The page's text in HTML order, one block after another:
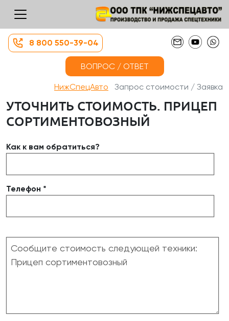
8 800 550-39-04
ВОПРОС / ОТВЕТ
НижСпецАвто Запрос стоимости / Заявка
УТОЧНИТЬ СТОИМОСТЬ. ПРИЦЕП
СОРТИМЕНТОВОЗНЫЙ
Как к вам обратиться?
Телефон *